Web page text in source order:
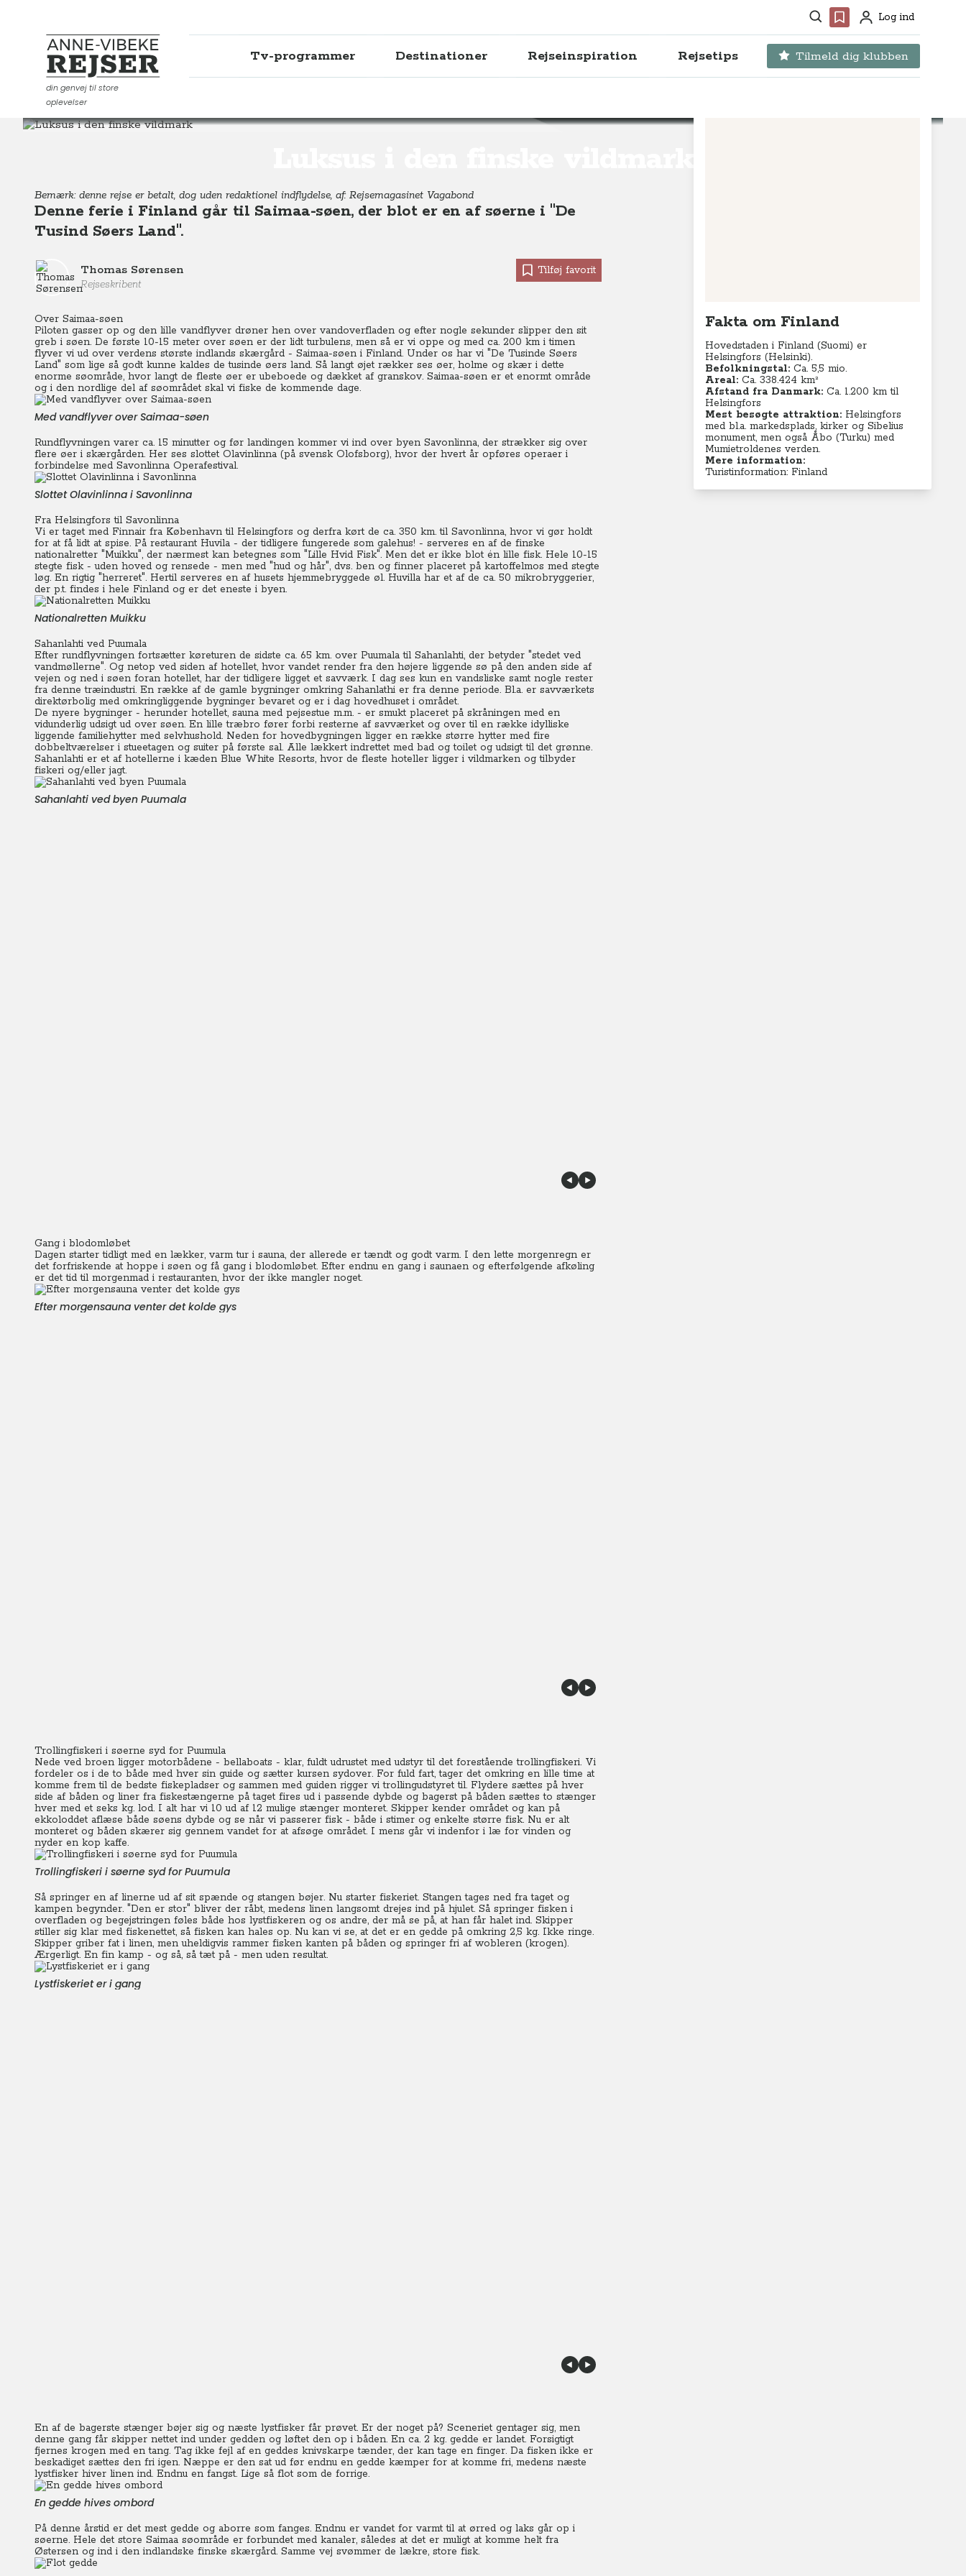
Søg Favoritter
ProfilLog ind
Anne-Vibeke Rejser
din genvej til store
oplevelser
Tv-programmer Destinationer Rejseinspiration Rejsetips Tilmeld dig klubben
Destinationer
Bemærk: denne rejse er betalt, dog uden redaktionel indflydelse, af: Rejsemagasinet Vagabond
Denne ferie i Finland går til Saimaa-søen, der blot er en af søerne i "De
Tusind Søers Land".
Thomas Sørensen
Rejseskribent
Tilføj favorit
Over Saimaa-søen
Piloten gasser op og den lille vandflyver drøner hen over vandoverfladen og efter nogle sekunder slipper den sit
greb i søen. De første 10-15 meter over søen er der lidt turbulens, men så er vi oppe og med ca. 200 km i timen
flyver vi ud over verdens største indlands skærgård - Saimaa-søen i Finland. Under os har vi "De Tusinde Søers
Land" som lige så godt kunne kaldes de tusinde øers land. Så langt øjet rækker ses øer, holme og skær i dette
enorme søområde, hvor langt de fleste øer er ubeboede og dækket af granskov. Saimaa-søen er et enormt område
og i den nordlige del af søområdet skal vi fiske de kommende dage.
Med vandflyver over Saimaa-søen
Rundflyvningen varer ca. 15 minutter og før landingen kommer vi ind over byen Savonlinna, der strækker sig over
flere øer i skærgården. Her ses slottet Olavinlinna (på svensk Olofsborg), hvor der hvert år opføres operaer i
forbindelse med Savonlinna Operafestival.
Slottet Olavinlinna i Savonlinna
Fra Helsingfors til Savonlinna
Vi er taget med Finnair fra København til Helsingfors og derfra kørt de ca. 350 km. til Savonlinna, hvor vi gør holdt
for at få lidt at spise. På restaurant Huvila - der tidligere fungerede som galehus! - serveres en af de finske
nationalretter "Muikku", der nærmest kan betegnes som "Lille Hvid Fisk". Men det er ikke blot én lille fisk. Hele 10-15
stegte fisk - uden hoved og rensede - men med "hud og hår", dvs. ben og finner placeret på kartoffelmos med stegte
løg. En rigtig "herreret". Hertil serveres en af husets hjemmebryggede øl. Huvilla har et af de ca. 50 mikrobryggerier,
der p.t. findes i hele Finland og er det eneste i byen.
Nationalretten Muikku
Sahanlahti ved Puumala
Efter rundflyvningen fortsætter køreturen de sidste ca. 65 km. over Puumala til Sahanlahti, der betyder "stedet ved
vandmøllerne". Og netop ved siden af hotellet, hvor vandet render fra den højere liggende sø på den anden side af
vejen og ned i søen foran hotellet, har der tidligere ligget et savværk. I dag ses kun en vandsliske samt nogle rester
fra denne træindustri. En række af de gamle bygninger omkring Sahanlathi er fra denne periode. Bl.a. er savværkets
direktørbolig med omkringliggende bygninger bevaret og er i dag hovedhuset i området.
De nyere bygninger - herunder hotellet, sauna med pejsestue m.m. - er smukt placeret på skråningen med en
vidunderlig udsigt ud over søen. En lille træbro fører forbi resterne af savværket og over til en række idylliske
liggende familiehytter med selvhushold. Neden for hovedbygningen ligger en række større hytter med fire
dobbeltværelser i stueetagen og suiter på første sal. Alle lækkert indrettet med bad og toilet og udsigt til det grønne.
Sahanlahti er et af hotellerne i kæden Blue White Resorts, hvor de fleste hoteller ligger i vildmarken og tilbyder
fiskeri og/eller jagt.
Sahanlahti ved byen Puumala
Gang i blodomløbet
Dagen starter tidligt med en lækker, varm tur i sauna, der allerede er tændt og godt varm. I den lette morgenregn er
det forfriskende at hoppe i søen og få gang i blodomløbet. Efter endnu en gang i saunaen og efterfølgende afkøling
er det tid til morgenmad i restauranten, hvor der ikke mangler noget.
Efter morgensauna venter det kolde gys
Trollingfiskeri i søerne syd for Puumula
Nede ved broen ligger motorbådene - bellaboats - klar, fuldt udrustet med udstyr til det forestående trollingfiskeri. Vi
fordeler os i de to både med hver sin guide og sætter kursen sydover. For fuld fart, tager det omkring en lille time at
komme frem til de bedste fiskepladser og sammen med guiden rigger vi trollingudstyret til. Flydere sættes på hver
side af båden og liner fra fiskestængerne på taget fires ud i passende dybde og bagerst på båden sættes to stænger
hver med et seks kg. lod. I alt har vi 10 ud af 12 mulige stænger monteret. Skipper kender området og kan på
ekkoloddet aflæse både søens dybde og se når vi passerer fisk - både i stimer og enkelte større fisk. Nu er alt
monteret og båden skærer sig gennem vandet for at afsøge området. I mens går vi indenfor i læ for vinden og
nyder en kop kaffe.
Trollingfiskeri i søerne syd for Puumula
Så springer en af linerne ud af sit spænde og stangen bøjer. Nu starter fiskeriet. Stangen tages ned fra taget og
kampen begynder. "Den er stor" bliver der råbt, medens linen langsomt drejes ind på hjulet. Så springer fisken i
overfladen og begejstringen føles både hos lystfiskeren og os andre, der må se på, at han får halet ind. Skipper
stiller sig klar med fiskenettet, så fisken kan hales op. Nu kan vi se, at det er en gedde på omkring 2,5 kg. Ikke ringe.
Skipper griber fat i linen, men uheldigvis rammer fisken kanten på båden og springer fri af wobleren (krogen).
Ærgerligt. En fin kamp - og så, så tæt på - men uden resultat.
Lystfiskeriet er i gang
En af de bagerste stænger bøjer sig og næste lystfisker får prøvet. Er der noget på? Sceneriet gentager sig, men
denne gang får skipper nettet ind under gedden og løftet den op i båden. En ca. 2 kg. gedde er landet. Forsigtigt
fjernes krogen med en tang. Tag ikke fejl af en geddes knivskarpe tænder, der kan tage en finger. Da fisken ikke er
beskadiget sættes den fri igen. Næppe er den sat ud før endnu en gedde kæmper for at komme fri, medens næste
lystfisker hiver linen ind. Endnu en fangst. Lige så flot som de forrige.
En gedde hives ombord
På denne årstid er det mest gedde og aborre som fanges. Endnu er vandet for varmt til at ørred og laks går op i
søerne. Hele det store Saimaa søområde er forbundet med kanaler, således at det er muligt at komme helt fra
Østersen og ind i den indlandske finske skærgård. Samme vej svømmer de lækre, store fisk.
Fakta om Finland
Hovedstaden i Finland (Suomi) er
Helsingfors (Helsinki).
Befolkningstal: Ca. 5,5 mio.
Areal:Ca. 338.424 km²
Afstand fra Danmark: Ca. 1.200 km til
Helsingfors
Mest besøgte attraktion: Helsingfors
med bl.a. markedsplads, kirker og Sibelius
monument, men også Åbo (Turku) med
Mumietroldenes verden.
Mere information:
Turistinformation: Finland